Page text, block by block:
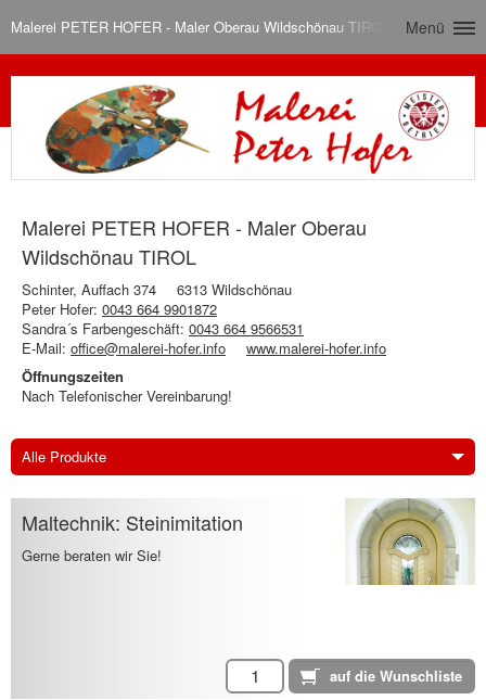
Malerei PETER HOFER - Maler Oberau Wildschönau TIROL Menü
Malerei PETER HOFER - Maler Oberau
Wildschönau TIROL
Schinter, Auffach 374
6313 Wildschönau
Peter Hofer: 0043 664 9901872
Sandra´s Farbengeschäft: 0043 664 9566531
E-Mail: office@malerei-hofer.info
www.malerei-hofer.info
Öffnungszeiten
Nach Telefonischer Vereinbarung!
Alle Produkte
Maltechnik: Steinimitation
Gerne beraten wir Sie!